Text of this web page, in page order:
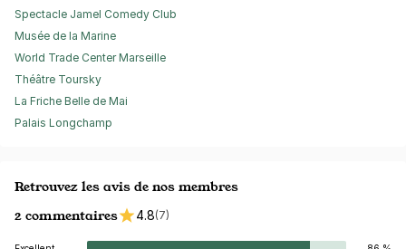
Spectacle Jamel Comedy Club
Musée de la Marine
World Trade Center Marseille
Théâtre Toursky
La Friche Belle de Mai
Palais Longchamp
Retrouvez les avis de nos membres
2 commentaires
4.8(7)